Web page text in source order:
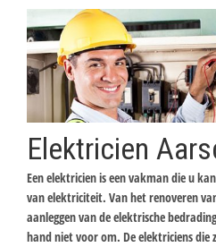
Elektricien
Een elektricien is een vakman die u
van elektriciteit. Van het renoveren
aanleggen van de elektrische
hand niet voor om. De elektriciens die